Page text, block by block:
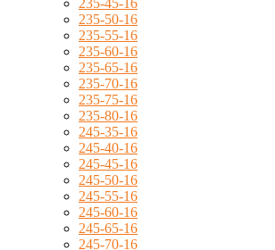
235-45-16
235-50-16
235-55-16
235-60-16
235-65-16
235-70-16
235-75-16
235-80-16
245-35-16
245-40-16
245-45-16
245-50-16
245-55-16
245-60-16
245-65-16
245-70-16